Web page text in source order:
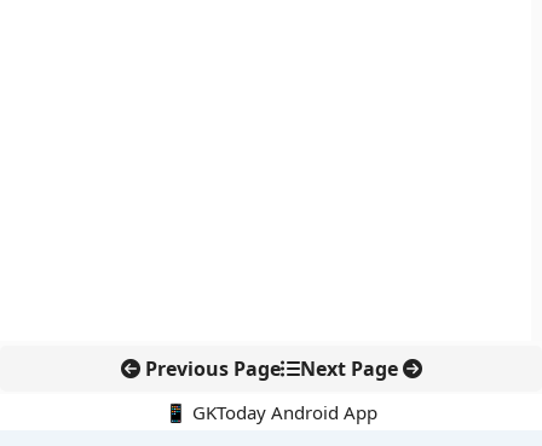
Previous Page Next Page
📱 GKToday Android App